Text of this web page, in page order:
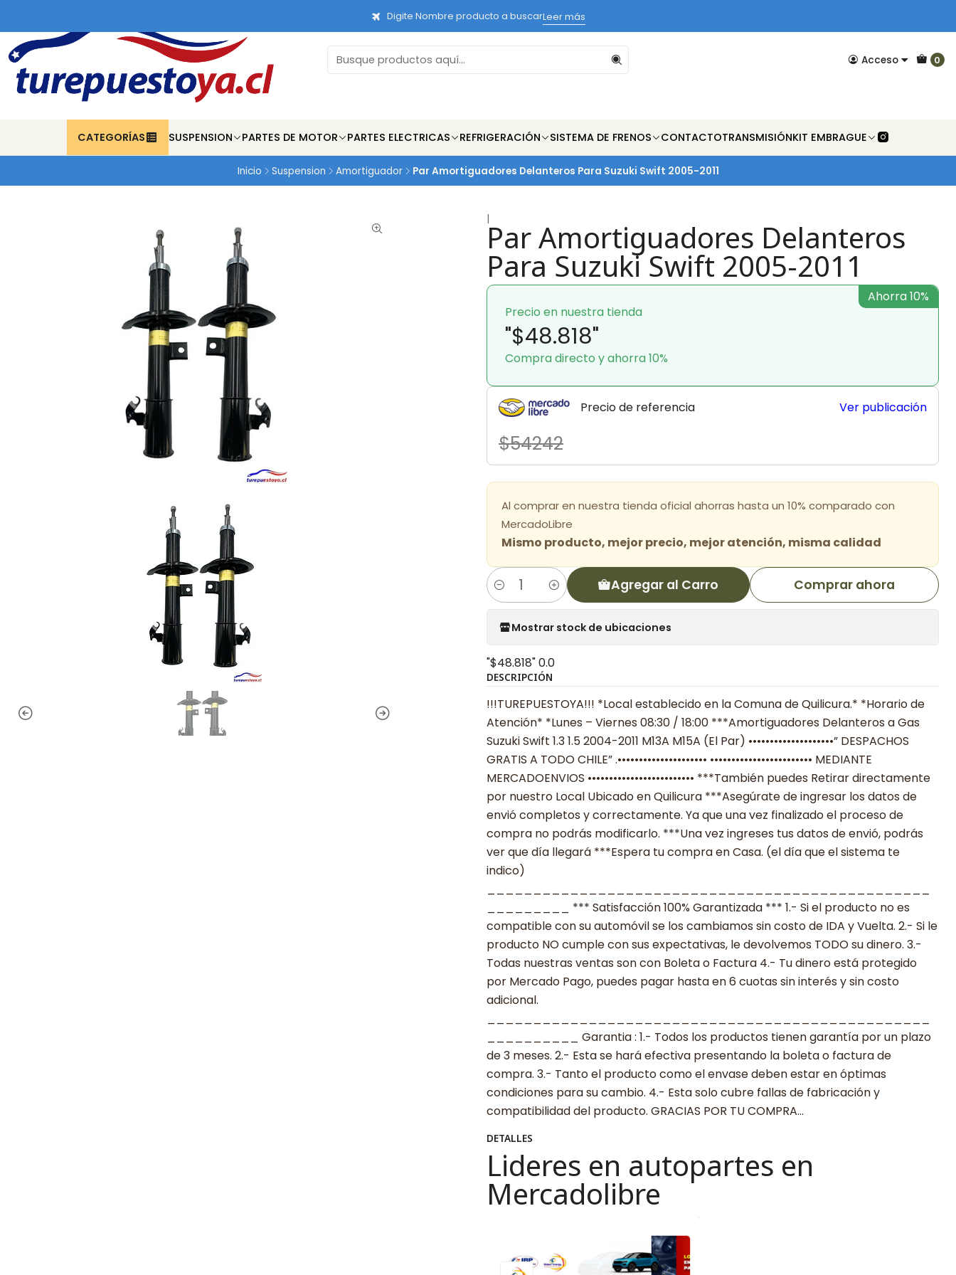
Acceso 0
CATEGORÍAS SUSPENSION PARTES DE MOTOR PARTES ELECTRICAS REFRIGERACIÓN SISTEMA DE FRENOS CONTACTOTRANSMISIÓNKIT EMBRAGUE
Digite Nombre producto a buscarLeer más
Inicio Suspension Amortiguador Par Amortiguadores Delanteros Para Suzuki Swift 2005-2011
|Par Amortiguadores Delanteros
Para Suzuki Swift 2005-2011
Precio en nuestra tienda
"$48.818"
Compra directo y ahorra 10%
Ahorra 10%
Precio de referencia
$54242
Ver publicación
Al comprar en nuestra tienda oficial ahorras hasta un 10% comparado con
MercadoLibre
Mismo producto, mejor precio, mejor atención, misma calidad
Cantidad Agregar al Carro Comprar ahora
Mostrar stock de ubicaciones
"$48.818"0.0
DESCRIPCIÓN
!!!TUREPUESTOYA!!! *Local establecido en la Comuna de Quilicura.* *Horario de
Atención* *Lunes – Viernes 08:30 / 18:00 ***Amortiguadores Delanteros a Gas
Suzuki Swift 1.3 1.5 2004-2011 M13A M15A (El Par) ••••••••••••••••••••” DESPACHOS
GRATIS A TODO CHILE” .••••••••••••••••••••• •••••••••••••••••••••••• MEDIANTE
MERCADOENVIOS ••••••••••••••••••••••••• ***También puedes Retirar directamente
por nuestro Local Ubicado en Quilicura ***Asegúrate de ingresar los datos de
envió completos y correctamente. Ya que una vez finalizado el proceso de
compra no podrás modificarlo. ***Una vez ingreses tus datos de envió, podrás
ver que día llegará ***Espera tu compra en Casa. (el día que el sistema te
indico)
_________ *** Satisfacción 100% Garantizada *** 1.- Si el producto no es
compatible con su automóvil se los cambiamos sin costo de IDA y Vuelta. 2.- Si le
producto NO cumple con sus expectativas, le devolvemos TODO su dinero. 3.-
Todas nuestras ventas son con Boleta o Factura 4.- Tu dinero está protegido
por Mercado Pago, puedes pagar hasta en 6 cuotas sin interés y sin costo
adicional.
__________ Garantia : 1.- Todos los productos tienen garantía por un plazo
de 3 meses. 2.- Esta se hará efectiva presentando la boleta o factura de
compra. 3.- Tanto el producto como el envase deben estar en óptimas
condiciones para su cambio. 4.- Esta solo cubre fallas de fabricación y
compatibilidad del producto. GRACIAS POR TU COMPRA…
DETALLES
Lideres en autopartes en
Mercadolibre